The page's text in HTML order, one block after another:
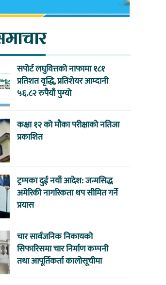
सपोर्ट लघुवित्तको नाफामा १८१
प्रतिशत वृद्धि, प्रतिशेयर आम्दानी
५६.८२ रुपैयाँ पुग्यो
कक्षा १२ को मौका परीक्षाको नतिजा
प्रकाशित
ट्रम्पका दुई नयाँ आदेश: जन्मसिद्ध
अमेरिकी नागरिकता थप सीमित गर्ने
प्रयास
चार सार्वजनिक निकायको
सिफारिसमा चार निर्माण कम्पनी
तथा आपूर्तिकर्ता कालोसूचीमा